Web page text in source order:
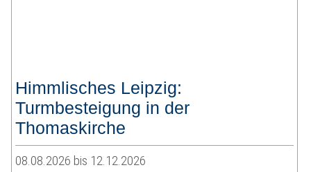
Himmlisches Leipzig:
Turmbesteigung in der
Thomaskirche
08.08.2026 bis 12.12.2026